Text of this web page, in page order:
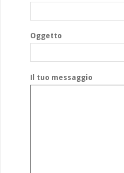
Oggetto
Il tuo messaggio